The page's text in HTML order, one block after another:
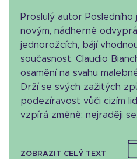
Proslulý autor
novým, nádherně
jednorožcích, bájí
současnost. Claudio
osamění na svahu
Drží se svých zažitých
podezíravost vůči cizím
vzpírá změně; nejraději
ZOBRAZIT CELÝ TEXT